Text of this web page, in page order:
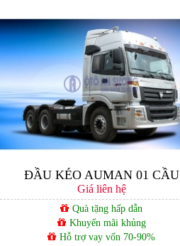
ĐẦU KÉO AUMAN 01 CẦU
Giá liên hệ
Quà tặng hấp dẫn
Khuyến mãi khủng
Hỗ trợ vay vốn 70-90%